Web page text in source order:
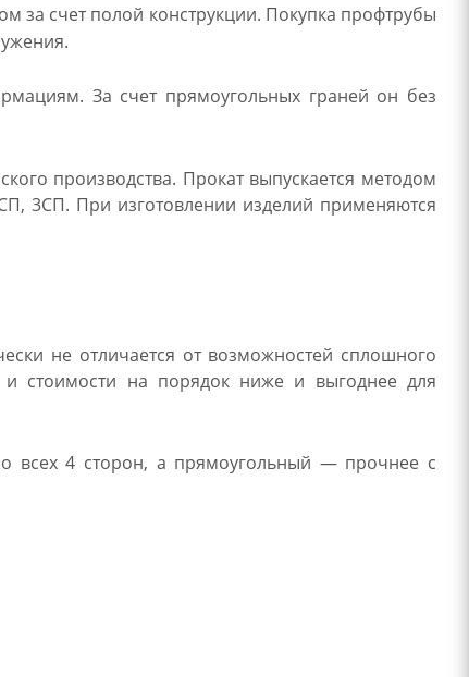
за счет полой конструкции. Покупка профтрубы
За счет прямоугольных граней он без
производства. Прокат выпускается методом
3СП. При изготовлении изделий применяются
не отличается от возможностей сплошного
стоимости на порядок ниже и выгоднее для
всех 4 сторон, а прямоугольный — прочнее с